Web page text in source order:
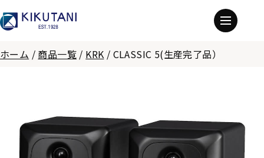
ホーム / 商品一覧 / KRK / CLASSIC 5(生産完了品）